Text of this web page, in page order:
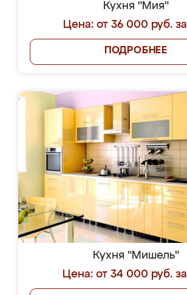
Кухня "Мия"
Цена: от 36 000 руб.
ПОДРОБНЕЕ
Кухня "Мишель"
Цена: от 34 000 руб.